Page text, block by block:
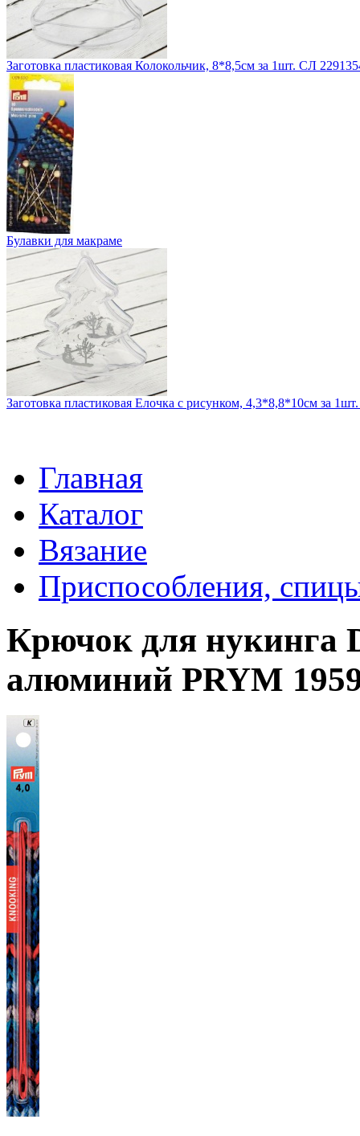
Заготовка пластиковая Колокольчик, 8*8,5см за 1шт. СЛ
Булавки для макраме
Заготовка пластиковая Елочка с рисунком, 4,3*8,8*10см за
Главная
Каталог
Вязание
Приспособления,
Крючок для нукинга
алюминий PRYM